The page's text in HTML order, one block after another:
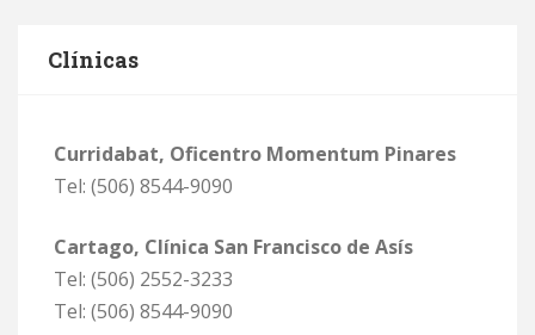
Clínicas
Curridabat, Oficentro Momentum Pinares
Tel: (506) 8544-9090
Cartago, Clínica San Francisco de Asís
Tel: (506) 2552-3233
Tel: (506) 8544-9090